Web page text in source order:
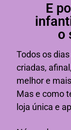
E
o
Todos os
criadas,
melhor e
Mas e como
loja única e